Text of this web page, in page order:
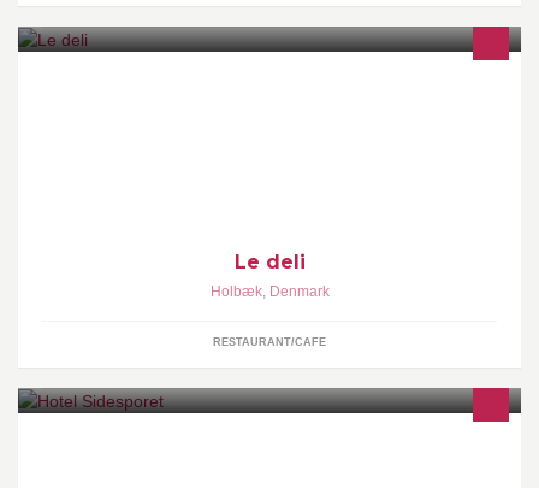
Le deli
Holbæk, Denmark
RESTAURANT/CAFE